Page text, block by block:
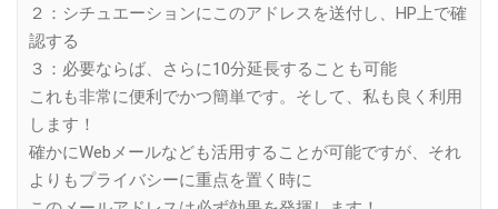
２：シチュエーションにこのアドレスを送付し、HP上で確
認する
３：必要ならば、さらに10分延長することも可能
これも非常に便利でかつ簡単です。そして、私も良く利用
します！
確かにWebメールなども活用することが可能ですが、それ
よりもプライバシーに重点を置く時に